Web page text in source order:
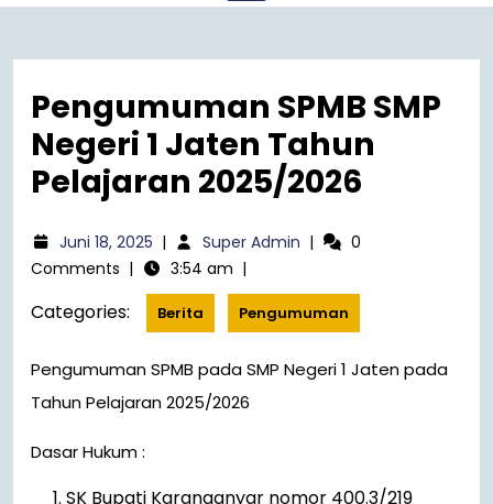
Pengumuman SPMB SMP
Negeri 1 Jaten Tahun
Pelajaran 2025/2026
Juni 18, 2025 | Super Admin |
0
Comments | 3:54 am |
Categories: Berita Pengumuman
Pengumuman SPMB pada SMP Negeri 1 Jaten pada
Tahun Pelajaran 2025/2026
Dasar Hukum :
SK Bupati Karanganyar nomor 400.3/219